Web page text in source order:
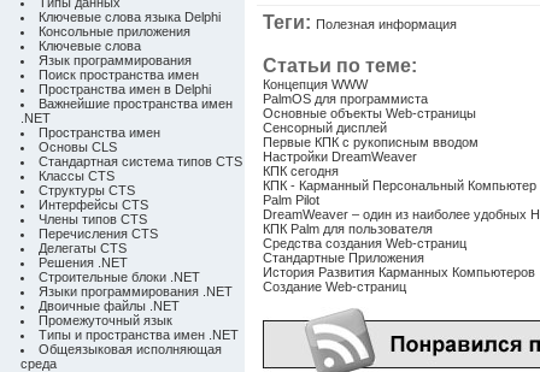
Ключевые слова языка Delphi
Консольные приложения
Ключевые слова
Язык программирования
Поиск пространства имен
Пространства имен в Delphi
Важнейшие пространства имен
.NET
Пространства имен
Основы CLS
Стандартная система типов CTS
Классы CTS
Структуры CTS
Интерфейсы CTS
Члены типов CTS
Перечисления CTS
Делегаты CTS
Решения .NET
Строительные блоки .NET
Языки программирования .NET
Двоичные файлы .NET
Промежуточный язык
Типы и пространства имен .NET
Общеязыковая исполняющая
среда
Теги: Полезная информация
Статьи по теме:
Концепция WWW
PalmOS для программиста
Основные объекты Web-страницы
Сенсорный дисплей
Первые КПК с рукописным вводом
Настройки DreamWeaver
КПК сегодня
КПК - Карманный Персональный Компьютер
Palm Pilot
DreamWeaver – один из наиболее удобных
КПК Palm для пользователя
Средства создания Web-страниц
Стандартные Приложения
История Развития Карманных Компьютеров
Создание Web-страниц